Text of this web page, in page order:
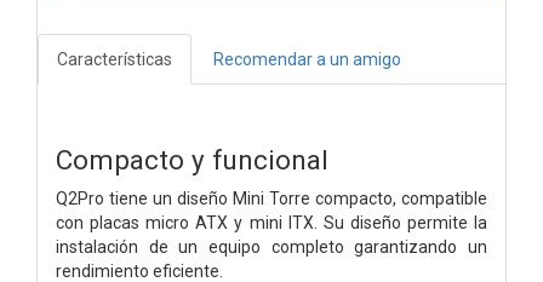
Características Recomendar a un amigo
Compacto y funcional
Q2Pro tiene un diseño Mini Torre compacto, compatible
con placas micro ATX y mini ITX. Su diseño permite la
instalación de un equipo completo garantizando un
rendimiento eficiente.